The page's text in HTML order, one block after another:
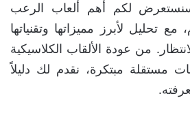
لكم أهم ألعاب الرعب
مع تحليل لأبرز مميزاتها وتقنياتها
من عودة الألقاب الكلاسيكية
مستقلة مبتكرة، نقدم لك دليلاً